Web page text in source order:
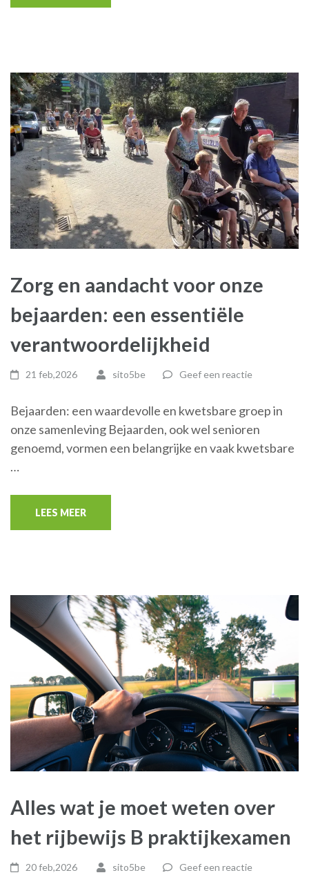
Zorg en aandacht voor onze
bejaarden: een essentiële
verantwoordelijkheid
21 feb,2026 sito5be Geef een reactie
Bejaarden: een waardevolle en kwetsbare groep in
onze samenleving Bejaarden, ook wel senioren
genoemd, vormen een belangrijke en vaak kwetsbare
…
LEES MEER
Alles wat je moet weten over
het rijbewijs B praktijkexamen
20 feb,2026 sito5be Geef een reactie